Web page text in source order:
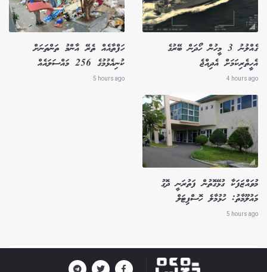
ގެއްލުނު 3 މީހުން ހޯދަން ބޭރުގެ
އެހީތެރިކަމަށް އެދިއްޖެ
4 hours ago
ހަފްތާއެއް ތެރޭ އާންމު ތަންތަނަށް
ކުނިއެޅުމުގެ 256 މައްސަލައެއް
5 hours ago
މުވައްޒަފަކާ ގުޅޭގޮތުން ފަތުރަނީ ދޮގު
މައުލޫމާތު: ހުޅުމާލެ ހޮސްޕިޓަލް
5 hours ago